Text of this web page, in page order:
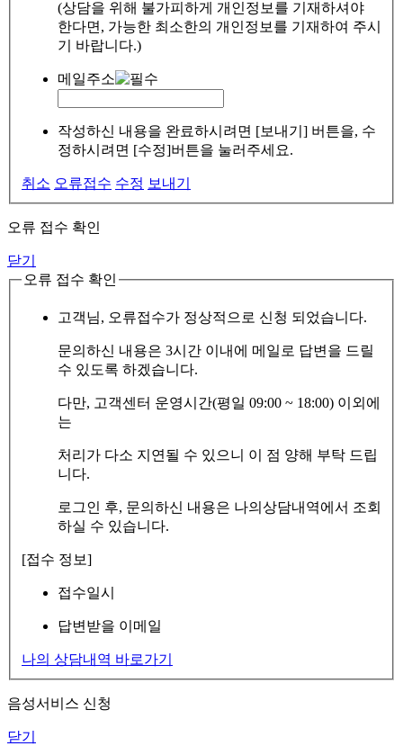
(상담을 위해 불가피하게 개인정보를 기재하셔야
한다면, 가능한 최소한의 개인정보를 기재하여 주시
기 바랍니다.)
메일주소
작성하신 내용을 완료하시려면 [보내기] 버튼을, 수
정하시려면 [수정]버튼을 눌러주세요.
취소 오류접수 수정 보내기
오류 접수 확인
닫기
오류 접수 확인
고객님, 오류접수가 정상적으로 신청 되었습니다.
문의하신 내용은 3시간 이내에 메일로 답변을 드릴
수 있도록 하겠습니다.
다만, 고객센터 운영시간(평일 09:00 ~ 18:00) 이외에
는
처리가 다소 지연될 수 있으니 이 점 양해 부탁 드립
니다.
로그인 후, 문의하신 내용은 나의상담내역에서 조회
하실 수 있습니다.
[접수 정보]
접수일시
답변받을 이메일
나의 상담내역 바로가기
음성서비스 신청
닫기